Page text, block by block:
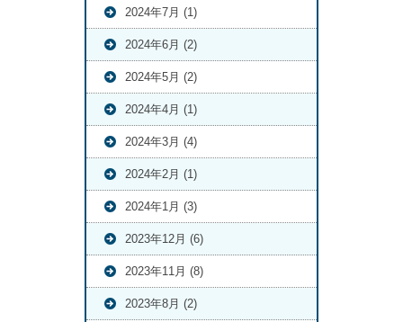
2024年7月 (1)
2024年6月 (2)
2024年5月 (2)
2024年4月 (1)
2024年3月 (4)
2024年2月 (1)
2024年1月 (3)
2023年12月 (6)
2023年11月 (8)
2023年8月 (2)